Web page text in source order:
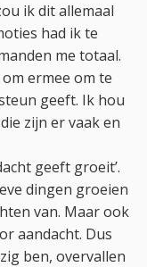
ik dit allemaal
had ik te
me totaal.
ermee om te
geeft. Ik hou
zijn er vaak en
geeft groeit’.
dingen groeien
van. Maar ook
aandacht. Dus
ben, overvallen